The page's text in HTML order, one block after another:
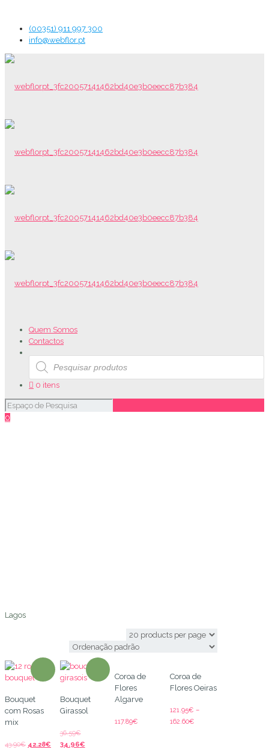
(00351) 911 997 300
info@webflor.pt
Quem Somos
Contactos
Products
search
0 itens
0
Lagos
Bouquet
com Rosas
mix
43.90€ 42.28€
Bouquet
Girassol
36.59€
34.96€
Coroa de
Flores
Algarve
117.89€
Coroa de
Flores Oeiras
121.95€ –
162.60€